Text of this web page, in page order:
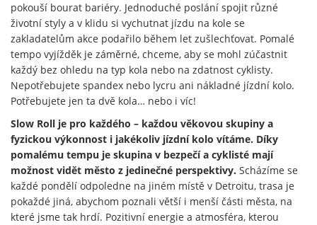
pokouší bourat bariéry. Jednoduché poslání spojit různé
životní styly a v klidu si vychutnat jízdu na kole se
zakladatelům akce podařilo během let zušlechťovat. Pomalé
tempo vyjížděk je záměrné, chceme, aby se mohl zúčastnit
každý bez ohledu na typ kola nebo na zdatnost cyklisty.
Nepotřebujete spandex nebo lycru ani nákladné jízdní kolo.
Potřebujete jen ta dvě kola… nebo i víc!
Slow Roll je pro každého – každou věkovou skupiny a
fyzickou výkonnost i jakékoliv jízdní kolo vítáme. Díky
pomalému tempu je skupina v bezpečí a cyklisté mají
možnost vidět město z jedinečné perspektivy. Scházíme se
každé pondělí odpoledne na jiném místě v Detroitu, trasa je
pokaždé jiná, abychom poznali větší i menší části města, na
které jsme tak hrdí. Pozitivní energie a atmosféra, kterou